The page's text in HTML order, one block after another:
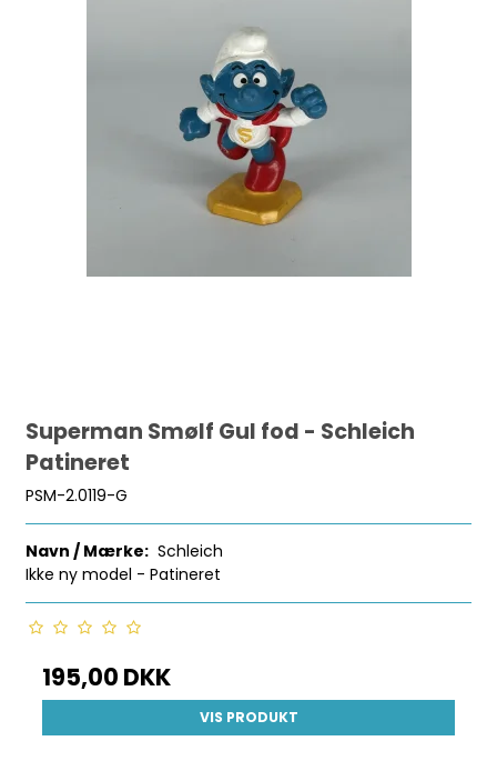
Superman Smølf Gul fod - Schleich
Patineret
PSM-2.0119-G
Navn / Mærke: Schleich
Ikke ny model - Patineret
195,00 DKK
VIS PRODUKT